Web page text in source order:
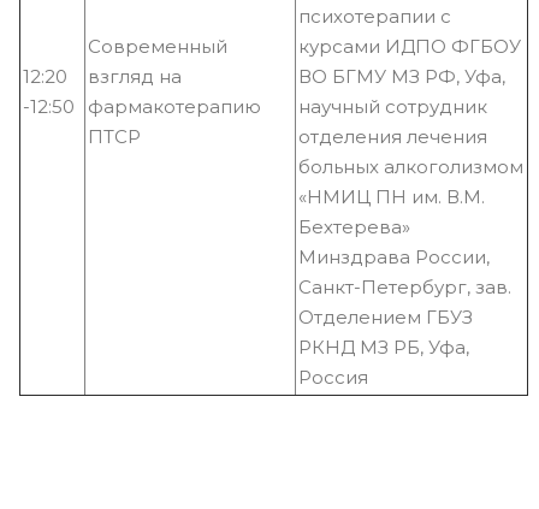
12:20
-12:50
Современный
взгляд на
фармакотерапию
ПТСР
психотерапии с
курсами ИДПО ФГБОУ
ВО БГМУ МЗ РФ, Уфа,
научный сотрудник
отделения лечения
больных алкоголизмом
«НМИЦ ПН им. В.М.
Бехтерева»
Минздрава России,
Санкт-Петербург, зав.
Отделением ГБУЗ
РКНД МЗ РБ, Уфа,
Россия